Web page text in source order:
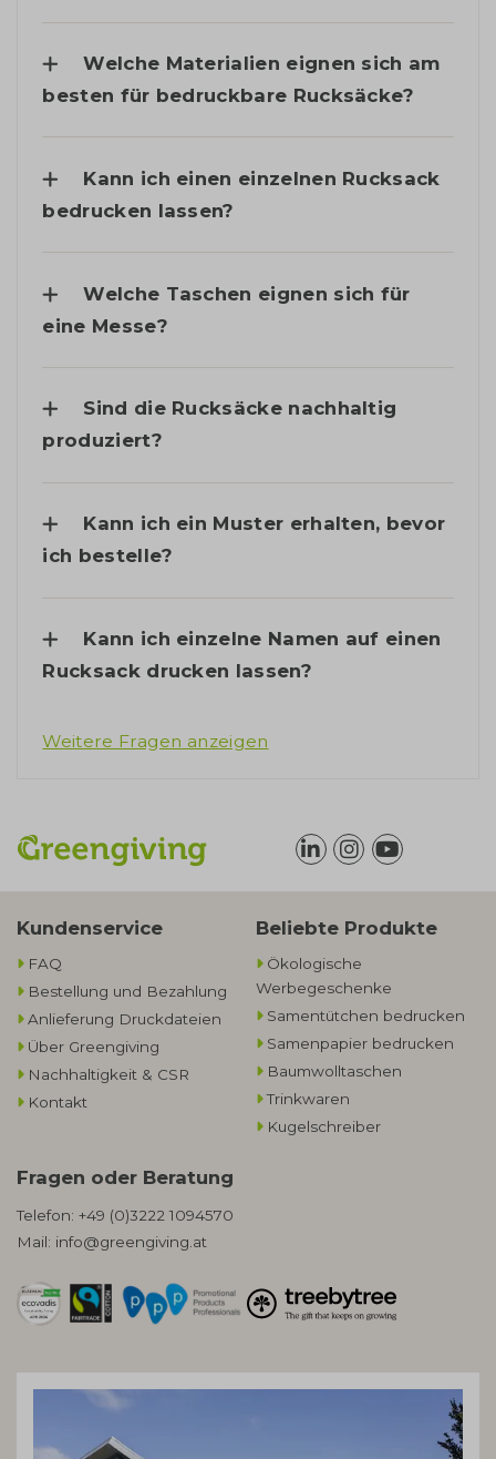
Welche Materialien eignen sich am
besten für bedruckbare Rucksäcke?
Kann ich einen einzelnen Rucksack
bedrucken lassen?
Welche Taschen eignen sich für
eine Messe?
Sind die Rucksäcke nachhaltig
produziert?
Kann ich ein Muster erhalten, bevor
ich bestelle?
Kann ich einzelne Namen auf einen
Rucksack drucken lassen?
Weitere Fragen anzeigen
Kundenservice
FAQ
Bestellung und Bezahlung
Anlieferung Druckdateien
Über Greengiving
Nachhaltigkeit & CSR
Kontakt
Beliebte Produkte
Ökologische
Werbegeschenke​
Samentütchen bedrucken
Samenpapier bedrucken
Baumwolltaschen​
Trinkwaren
Kugelschreiber
Fragen oder Beratung
Telefon: +49 (0)3222 1094570
Mail: info@greengiving.at